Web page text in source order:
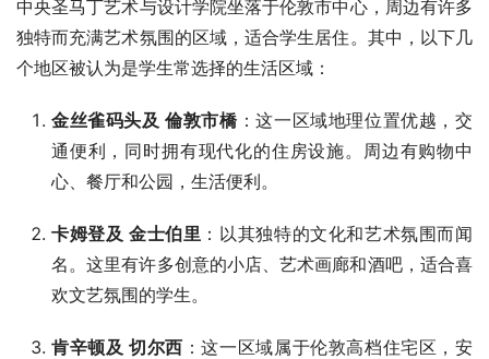
中央圣马丁艺术与设计学院坐落于伦敦市中心，周边有许多
独特而充满艺术氛围的区域，适合学生居住。其中，以下几
个地区被认为是学生常选择的生活区域：
金丝雀码头及 倫敦市橋：这一区域地理位置优越，交
通便利，同时拥有现代化的住房设施。周边有购物中
心、餐厅和公园，生活便利。
卡姆登及 金士伯里 ：以其独特的文化和艺术氛围而闻
名。这里有许多创意的小店、艺术画廊和酒吧，适合喜
欢文艺氛围的学生。
肯辛顿及 切尔西 ：这一区域属于伦敦高档住宅区，安